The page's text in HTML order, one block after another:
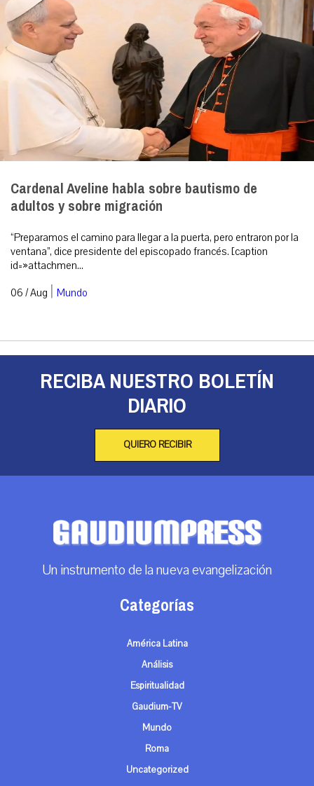
Cardenal Aveline habla sobre bautismo de
adultos y sobre migración
“Preparamos el camino para llegar a la puerta, pero entraron por la
ventana”, dice presidente del episcopado francés. [caption
id=»attachmen...
06 / Aug | Mundo
RECIBA NUESTRO BOLETÍN
DIARIO
QUIERO RECIBIR
Un instrumento de la nueva evangelización
Categorías
América Latina
Análisis
Espiritualidad
Gaudium-TV
Mundo
Roma
Uncategorized